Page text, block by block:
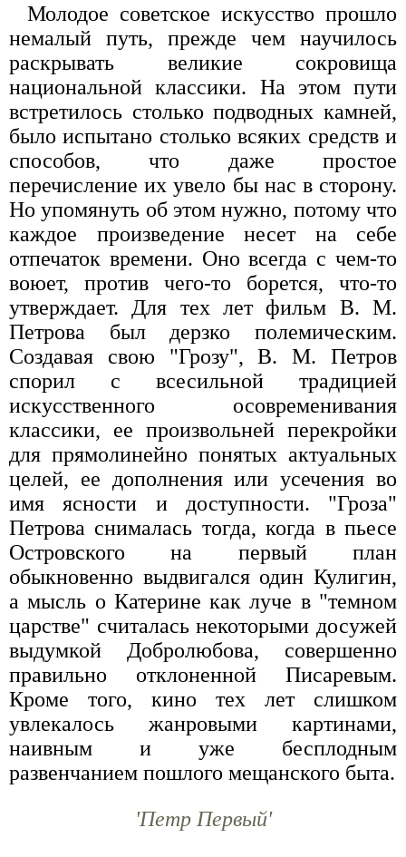
Молодое советское искусство прошло
немалый путь, прежде чем научилось
раскрывать великие сокровища
национальной классики. На этом пути
встретилось столько подводных камней,
было испытано столько всяких средств и
способов, что даже простое
перечисление их увело бы нас в сторону.
Но упомянуть об этом нужно, потому что
каждое произведение несет на себе
отпечаток времени. Оно всегда с чем-то
воюет, против чего-то борется, что-то
утверждает. Для тех лет фильм В. М.
Петрова был дерзко полемическим.
Создавая свою "Грозу", В. М. Петров
спорил с всесильной традицией
искусственного осовременивания
классики, ее произвольней перекройки
для прямолинейно понятых актуальных
целей, ее дополнения или усечения во
имя ясности и доступности. "Гроза"
Петрова снималась тогда, когда в пьесе
Островского на первый план
обыкновенно выдвигался один Кулигин,
а мысль о Катерине как луче в "темном
царстве" считалась некоторыми досужей
выдумкой Добролюбова, совершенно
правильно отклоненной Писаревым.
Кроме того, кино тех лет слишком
увлекалось жанровыми картинами,
наивным и уже бесплодным
развенчанием пошлого мещанского быта.
'Петр Первый'